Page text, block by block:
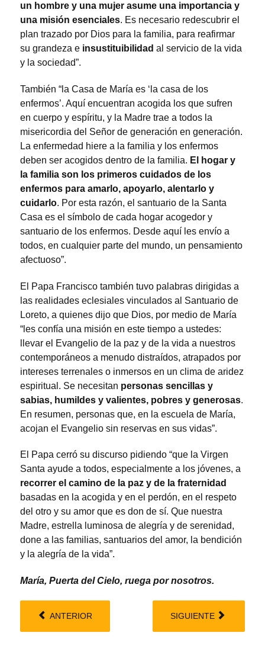
un hombre y una mujer asume una importancia y
una misión esenciales. Es necesario redescubrir el
plan trazado por Dios para la familia, para reafirmar
su grandeza e insustituibilidad al servicio de la vida
y la sociedad”.
También “la Casa de María es ‘la casa de los
enfermos’. Aquí encuentran acogida los que sufren
en cuerpo y espíritu, y la Madre trae a todos la
misericordia del Señor de generación en generación.
La enfermedad hiere a la familia y los enfermos
deben ser acogidos dentro de la familia. El hogar y
la familia son los primeros cuidados de los
enfermos para amarlo, apoyarlo, alentarlo y
cuidarlo. Por esta razón, el santuario de la Santa
Casa es el símbolo de cada hogar acogedor y
santuario de los enfermos. Desde aquí les envío a
todos, en cualquier parte del mundo, un pensamiento
afectuoso”.
El Papa Francisco también tuvo palabras dirigidas a
las realidades eclesiales vinculados al Santuario de
Loreto, a quienes dijo que Dios, por medio de María
“les confía una misión en este tiempo a ustedes:
llevar el Evangelio de la paz y de la vida a nuestros
contemporáneos a menudo distraídos, atrapados por
intereses terrenales o inmersos en un clima de aridez
espiritual. Se necesitan personas sencillas y
sabias, humildes y valientes, pobres y generosas.
En resumen, personas que, en la escuela de María,
acojan el Evangelio sin reservas en sus vidas”.
El Papa cerró su discurso pidiendo “que la Virgen
Santa ayude a todos, especialmente a los jóvenes, a
recorrer el camino de la paz y de la fraternidad
basadas en la acogida y en el perdón, en el respeto
del otro y su amor que es don de sí. Que nuestra
Madre, estrella luminosa de alegría y de serenidad,
done a las familias, santuarios del amor, la bendición
y la alegría de la vida”.
María, Puerta del Cielo, ruega por nosotros.
ANTERIOR SIGUIENTE